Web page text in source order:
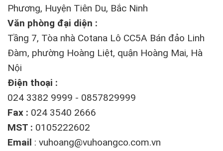
Phương, Huyện Tiên Du, Bắc Ninh
Văn phòng đại diện :
Tầng 7, Tòa nhà Cotana Lô CC5A Bán đảo Linh
Đàm, phường Hoàng Liệt, quận Hoàng Mai, Hà
Nội
Điện thoại :
024 3382 9999 - 0857829999
Fax : 024 3540 2666
MST : 0105222602
Email : vuhoang@vuhoangco.com.vn